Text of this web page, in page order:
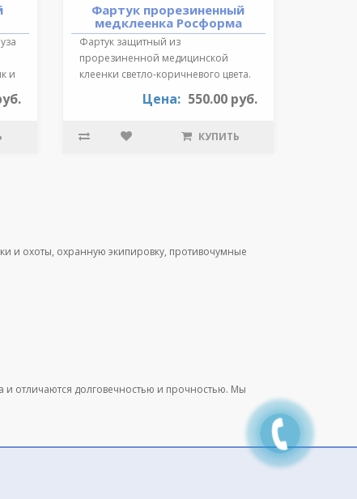
и
Фартук прорезиненный
медклеенка Росформа
Фартук защитный из
прорезиненной медицинской
клеенки светло-коричневого цвета.
Цена: 550.00 руб.
КУПИТЬ
и охоты, охранную экипировку, противочумные
и отличаются долговечностью и прочностью. Мы